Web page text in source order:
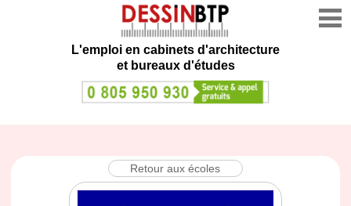
L'emploi en cabinets d'architecture
et bureaux d'études
Retour aux écoles